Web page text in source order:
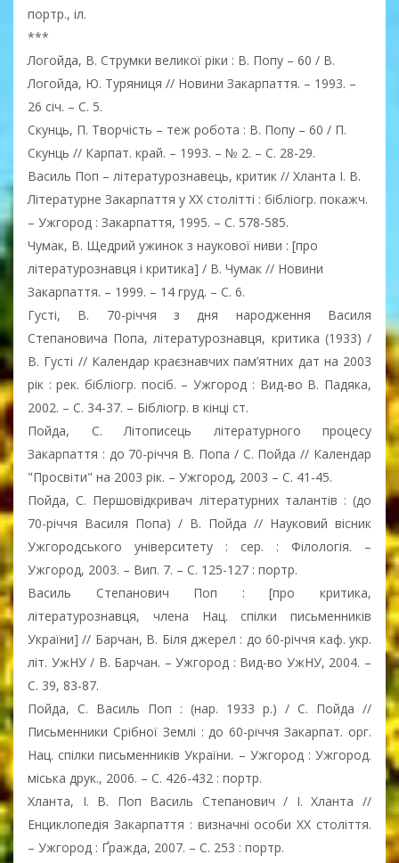
портр., іл.
***
Логойда, В. Струмки великої ріки : В. Попу – 60 / В.
Логойда, Ю. Туряниця // Новини Закарпаття. – 1993. –
26 січ. – С. 5.
Скунць, П. Творчість – теж робота : В. Попу – 60 / П.
Скунць // Карпат. край. – 1993. – № 2. – С. 28-29.
Василь Поп – літературознавець, критик // Хланта І. В.
Літературне Закарпаття у ХХ столітті : бібліогр. покажч.
– Ужгород : Закарпаття, 1995. – C. 578-585.
Чумак, В. Щедрий ужинок з наукової ниви : [про
літературознавця і критика] / В. Чумак // Новини
Закарпаття. – 1999. – 14 груд. – С. 6.
Густі, В. 70-річчя з дня народження Василя
Степановича Попа, літературознавця, критика (1933) /
В. Густі // Календар краєзнавчих пам’ятних дат на 2003
рік : рек. бібліогр. посіб. – Ужгород : Вид-во В. Падяка,
2002. – С. 34-37. – Бібліогр. в кінці ст.
Пойда, С. Літописець літературного процесу
Закарпаття : до 70-річчя В. Попа / С. Пойда // Календар
"Просвіти" на 2003 рік. – Ужгород, 2003 – С. 41-45.
Пойда, С. Першовідкривач літературних талантів : (до
70-річчя Василя Попа) / В. Пойда // Науковий вісник
Ужгородського університету : сер. : Філологія. –
Ужгород, 2003. – Вип. 7. – С. 125-127 : портр.
Василь Степанович Поп : [про критика,
літературознавця, члена Нац. спілки письменників
України] // Барчан, В. Біля джерел : до 60-річчя каф. укр.
літ. УжНУ / В. Барчан. – Ужгород : Вид-во УжНУ, 2004. –
С. 39, 83-87.
Пойда, С. Василь Поп : (нар. 1933 р.) / С. Пойда //
Письменники Срібної Землі : до 60-річчя Закарпат. орг.
Нац. спілки письменників України. – Ужгород : Ужгород.
міська друк., 2006. – С. 426-432 : портр.
Хланта, І. В. Поп Василь Степанович / І. Хланта //
Енциклопедія Закарпаття : визначні особи ХХ століття.
– Ужгород : Ґражда, 2007. – С. 253 : портр.